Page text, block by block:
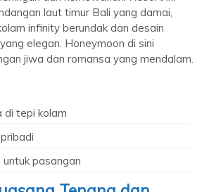
laut timur Bali yang damai,
infinity berundak dan desain
elegan. Honeymoon di sini
jiwa dan romansa yang mendalam.
tepi kolam
pasangan